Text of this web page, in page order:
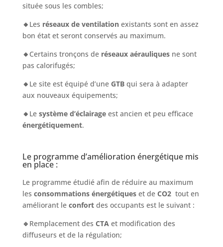
située sous les combles;
🔸 Les réseaux de ventilationexistants sont en assez
bon état et seront conservés au maximum.
🔸 Certains tronçons de réseaux aérauliquesne sont
pas calorifugés;
🔸 Le site est équipé d’une GTBqui sera à adapter
aux nouveaux équipements;
🔸 Le système d’éclairageest ancien et peu efficace
énergétiquement.
Le programme d’amélioration énergétique mis
en place :
Le programme étudié afin de réduire au maximum
les consommations énergétiqueset de CO2tout en
améliorant le confortdes occupants est le suivant :
🔹 Remplacement des CTA et modification des
diffuseurs et de la régulation;